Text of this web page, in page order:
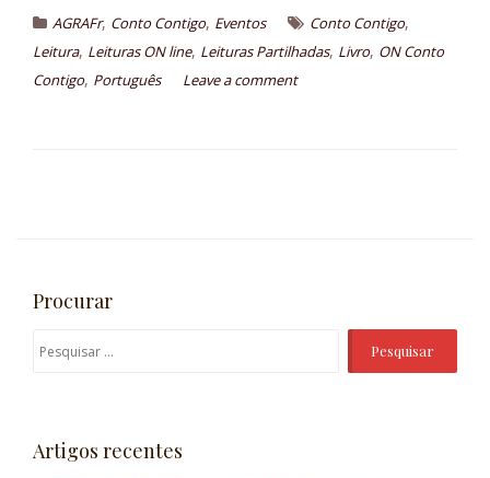
AGRAFr, Conto Contigo, Eventos Conto Contigo,
Leitura, Leituras ON line, Leituras Partilhadas, Livro, ON Conto
Contigo, Português Leave a comment
Procurar
P
u
Artigos recentes